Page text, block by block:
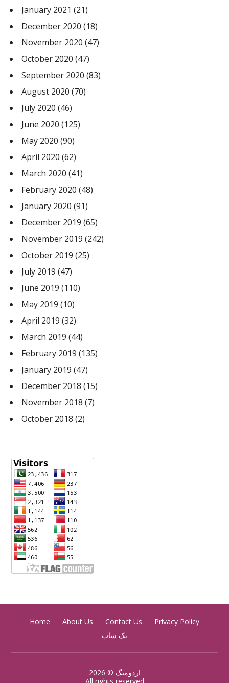
January 2021 (21)
December 2020 (18)
November 2020 (47)
October 2020 (47)
September 2020 (83)
August 2020 (70)
July 2020 (46)
June 2020 (125)
May 2020 (90)
April 2020 (62)
March 2020 (41)
February 2020 (48)
January 2020 (91)
December 2019 (65)
November 2019 (242)
October 2019 (25)
July 2019 (47)
June 2019 (110)
May 2019 (10)
April 2019 (32)
March 2019 (44)
February 2019 (135)
January 2019 (47)
December 2018 (15)
November 2018 (7)
October 2018 (2)
Home About Us Contact Us
Privacy Policy
بک شاپ
اردومیگ © 2026